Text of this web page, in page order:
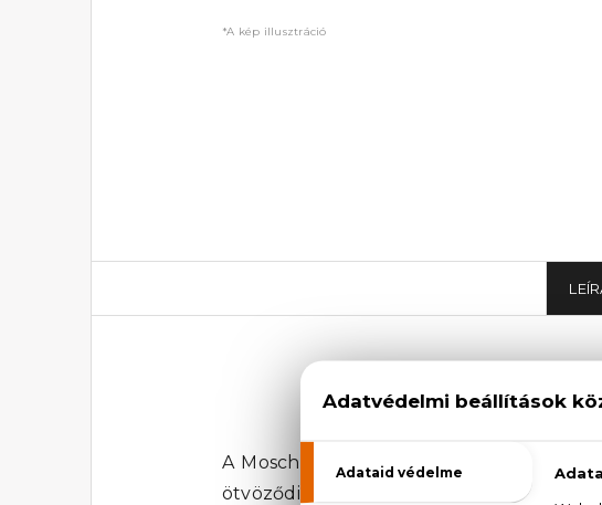
*A kép illusztráció
A Moschino Pink Bouquet Eau De
ötvöződik az ananász sorbet édes,